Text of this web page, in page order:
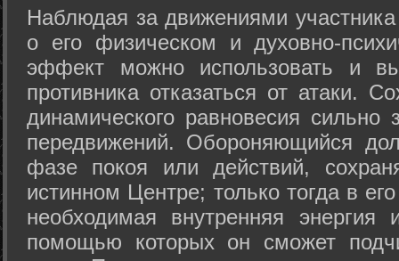
Hаблюдая за движениями
о его физическом и духовно-
эффект можно использовать и
противника отказаться от атаки.
динамического равновесия сильно
передвижений. Обороняющийся
фазе покоя или действий,
истинном Центре; только тогда в
необходимая внутренняя
помощью которых он сможет